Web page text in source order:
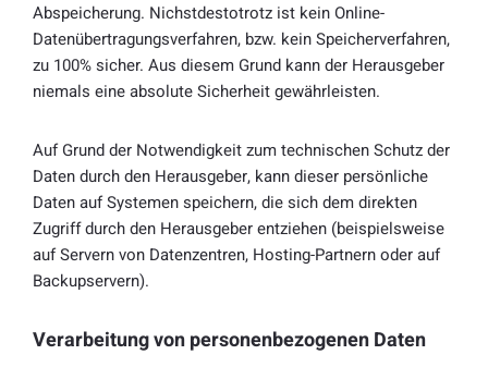
Abspeicherung. Nichstdestotrotz ist kein Online-
Datenübertragungsverfahren, bzw. kein Speicherverfahren,
zu 100% sicher. Aus diesem Grund kann der Herausgeber
niemals eine absolute Sicherheit gewährleisten.
Auf Grund der Notwendigkeit zum technischen Schutz der
Daten durch den Herausgeber, kann dieser persönliche
Daten auf Systemen speichern, die sich dem direkten
Zugriff durch den Herausgeber entziehen (beispielsweise
auf Servern von Datenzentren, Hosting-Partnern oder auf
Backupservern).
Verarbeitung von personenbezogenen Daten